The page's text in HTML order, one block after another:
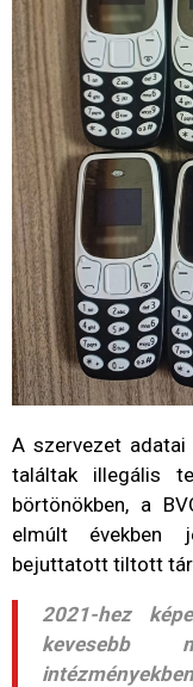
A szervezet
találtak illegális
börtönökben, a
elmúlt években
bejuttatott tiltott
2021-hez
kevesebb